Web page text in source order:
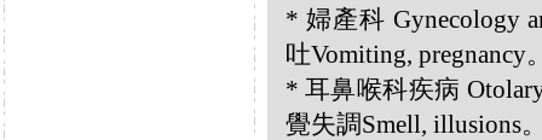
* 婦產科 Gynecology
吐Vomiting, pregnancy
* 耳鼻喉科疾病
覺失調Smell, illusions